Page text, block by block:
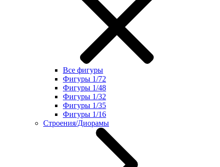
Все фигуры
Фигуры 1/72
Фигуры 1/48
Фигуры 1/32
Фигуры 1/35
Фигуры 1/16
Строения/Диорамы